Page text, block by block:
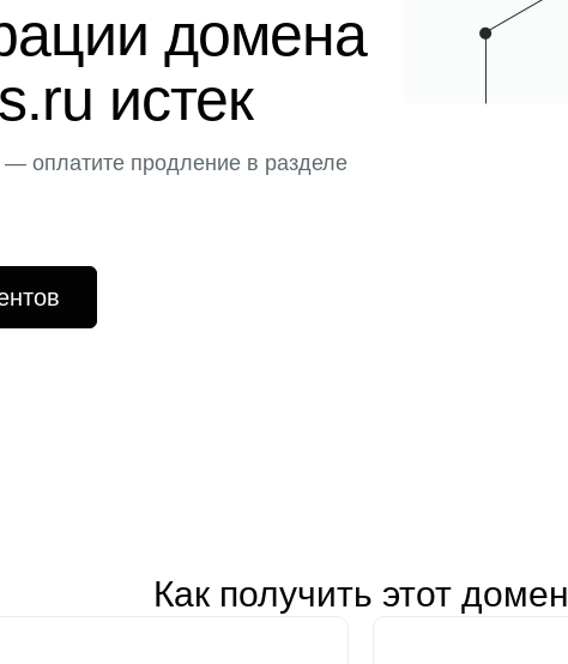
домена
истек
оплатите продление в разделе
Как получить этот домен